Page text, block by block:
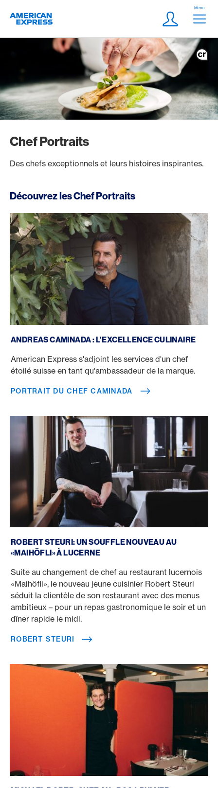
Logo
Meta
Login
Menu
Chef Portraits
Des chefs exceptionnels et leurs histoires inspirantes.
Découvrez les Chef Portraits
ANDREAS CAMINADA : L'EXCELLENCE CULINAIRE
American Express s'adjoint les services d'un chef
étoilé suisse en tant qu'ambassadeur de la marque.
PORTRAIT DU CHEF CAMINADA
ROBERT STEURI: UN SOUFFLE NOUVEAU AU
«MAIHÖFLI» À LUCERNE
Suite au changement de chef au restaurant lucernois
«Maihöfli», le nouveau jeune cuisinier Robert Steuri
séduit la clientèle de son restaurant avec des menus
ambitieux – pour un repas gastronomique le soir et un
dîner rapide le midi.
ROBERT STEURI